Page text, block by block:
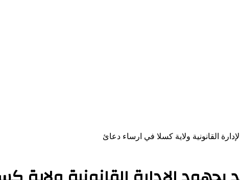
القانونية ولاية كسلا في ارساء دعائ